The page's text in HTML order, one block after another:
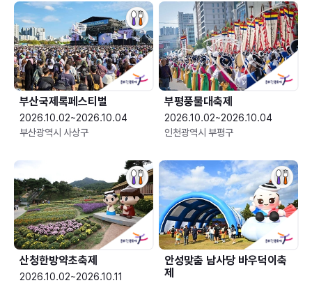
부산국제록페스티벌
2026.10.02~2026.10.04
부산광역시 사상구
부평풍물대축제
2026.10.02~2026.10.04
인천광역시 부평구
산청한방약초축제
2026.10.02~2026.10.11
안성맞춤 남사당 바우덕이축
제